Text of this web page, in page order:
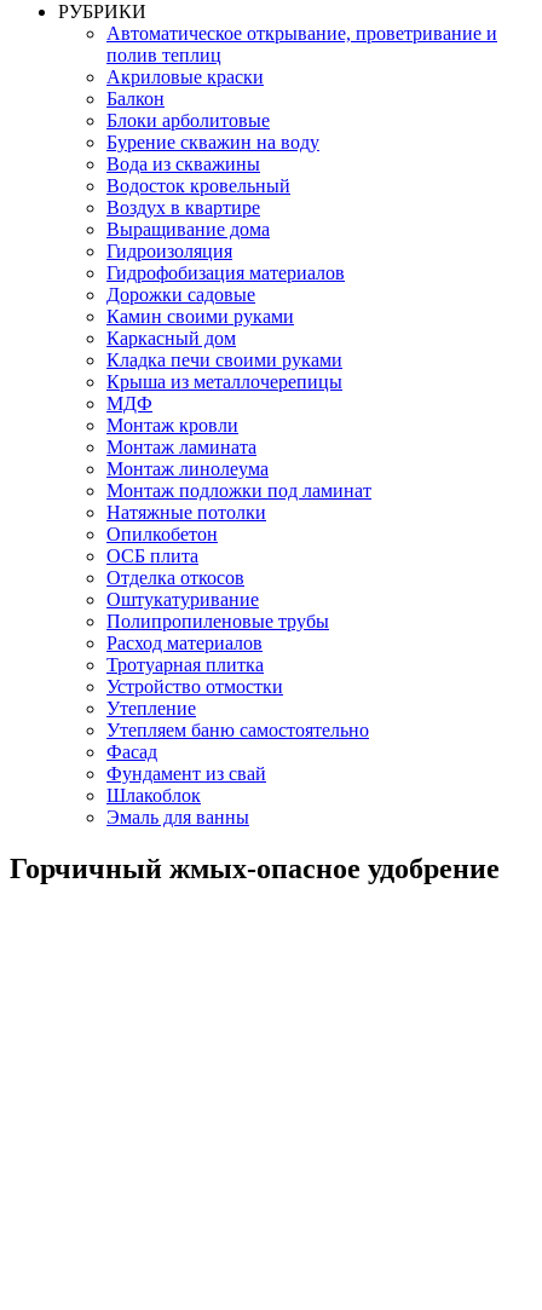
РУБРИКИ
Автоматическое открывание, проветривание и
полив теплиц
Акриловые краски
Балкон
Блоки арболитовые
Бурение скважин на воду
Вода из скважины
Водосток кровельный
Воздух в квартире
Выращивание дома
Гидроизоляция
Гидрофобизация материалов
Дорожки садовые
Камин своими руками
Каркасный дом
Кладка печи своими руками
Крыша из металлочерепицы
МДФ
Монтаж кровли
Монтаж ламината
Монтаж линолеума
Монтаж подложки под ламинат
Натяжные потолки
Опилкобетон
ОСБ плита
Отделка откосов
Оштукатуривание
Полипропиленовые трубы
Расход материалов
Тротуарная плитка
Устройство отмостки
Утепление
Утепляем баню самостоятельно
Фасад
Фундамент из свай
Шлакоблок
Эмаль для ванны
Горчичный жмых-опасное удобрение